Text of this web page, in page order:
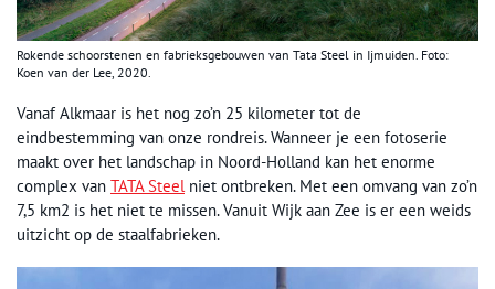
Rokende schoorstenen en fabrieksgebouwen van Tata Steel in Ijmuiden. Foto:
Koen van der Lee, 2020.
Vanaf Alkmaar is het nog zo’n 25 kilometer tot de
eindbestemming van onze rondreis. Wanneer je een fotoserie
maakt over het landschap in Noord-Holland kan het enorme
complex van TATA Steelniet ontbreken. Met een omvang van zo’n
7,5 km2 is het niet te missen. Vanuit Wijk aan Zee is er een weids
uitzicht op de staalfabrieken.